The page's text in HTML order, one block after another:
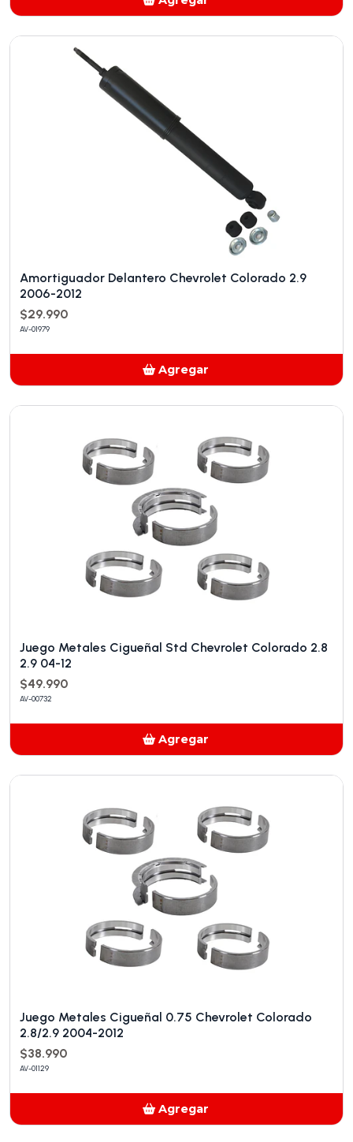
Amortiguador Delantero Chevrolet Colorado 2.9
2006-2012
$29.990
AV-01979
Agregar
Juego Metales Cigueñal Std Chevrolet Colorado 2.8
2.9 04-12
$49.990
AV-00732
Agregar
Juego Metales Cigueñal 0.75 Chevrolet Colorado
2.8/2.9 2004-2012
$38.990
AV-01129
Agregar